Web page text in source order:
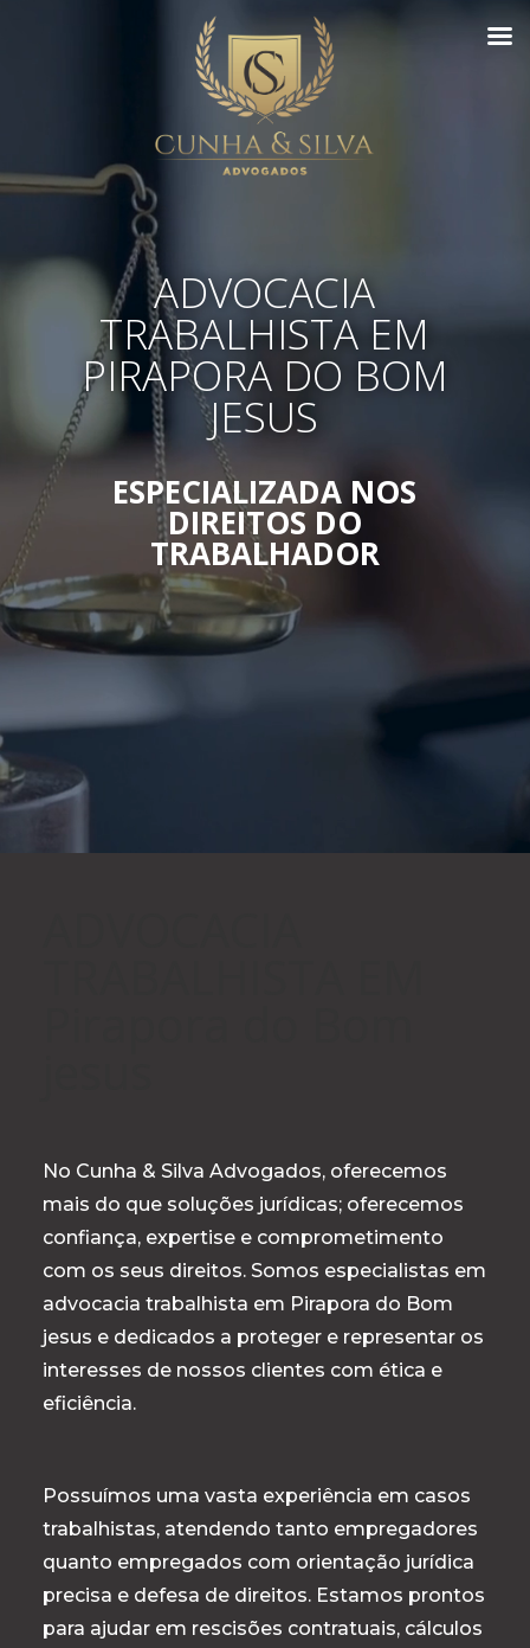
ADVOCACIA
TRABALHISTA EM
PIRAPORA DO BOM
JESUS
ESPECIALIZADA NOS
DIREITOS DO
TRABALHADOR
No Cunha & Silva Advogados, oferecemos
mais do que soluções jurídicas; oferecemos
confiança, expertise e comprometimento
com os seus direitos. Somos especialistas em
advocacia trabalhista em Pirapora do Bom
jesus e dedicados a proteger e representar os
interesses de nossos clientes com ética e
eficiência.
Possuímos uma vasta experiência em casos
trabalhistas, atendendo tanto empregadores
quanto empregados com orientação jurídica
precisa e defesa de direitos. Estamos prontos
para ajudar em rescisões contratuais, cálculos